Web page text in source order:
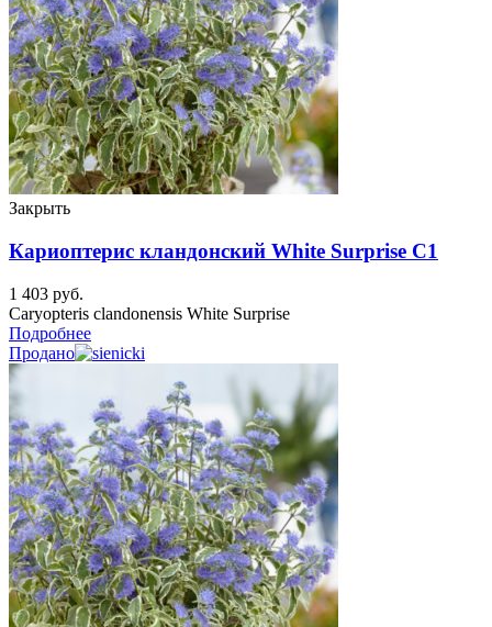
Закрыть
Кариоптерис кландонский White Surprise C1
1 403 руб.
Caryopteris clandonensis White Surprise
Подробнее
Продано